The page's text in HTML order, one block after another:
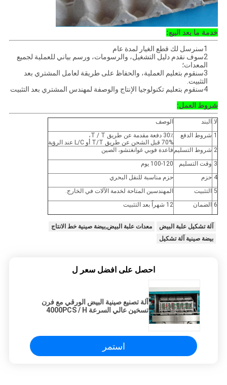
خدمة ما بعد البيع:
1سنرسل لك قطع الغيار لمدة عام
2سوف نقدم دليل التشغيل، والرسومات، ورسم بياني للعملية لجميع
المعدات؛
3سنقوم بتعليم العملية، والحفاظ على طريقة لعامل المشتري بعد
التثبيت.
4سنقوم بتعليم تكنولوجيا الإنتاج والوصفة لمهندس المشتري بعد التثبيت
شروط العمل:
لا. البند
الوصف
1 شروط الدفع
30٪ دفعة مقدمة عن طريق T / T،
70% قبل الشحن عن طريق T/T أو L/C عند الرؤية
2 شروط التسليم قاعدة فوبي غوانغتشو، الصين
3 وقت التسليم
100-120 يوم
4 حزم
حزم مناسبة للنقل البحري
5 التثبيت
المهندسين المتاحة لخدمة الآلات في الخارج.
6 الضمان 12 شهراً بعد التثبيت
آلة تشكيل علبة البيض
معدات علبة البيض,بيضة صينية خط الانتاج
بيضة صينية آلة تشكيل
احصل على افضل سعر ل
آلة تصنيع صينية البيض الورقي مع فرن
تسخين عالي السرعة 4000PCS / H
استمر